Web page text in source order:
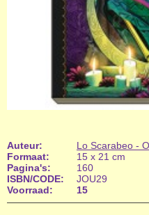
Auteur:
Lo Scarabeo -
Formaat:
15 x 21 cm
Pagina's:
160
ISBN/CODE:
JOU29
Voorraad:
15